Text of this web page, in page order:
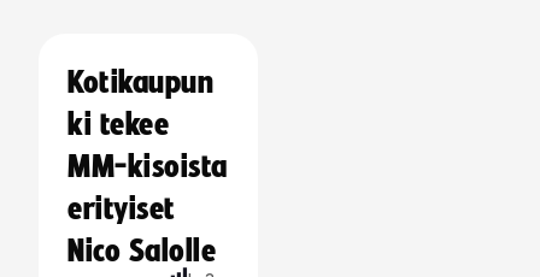
Kotikaupun
ki tekee
MM-kisoista
erityiset
Nico Salolle